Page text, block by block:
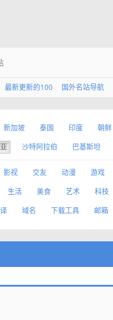
最新更新的100 国外名站导航
新加坡 泰国 印度 朝鲜
沙特阿拉伯 巴基斯坦
影视 交友 动漫 游戏
生活 美食 艺术 科技
域名 下载工具 邮箱